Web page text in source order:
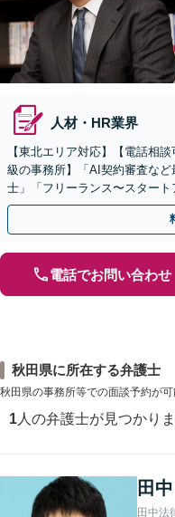
人材・HR業界
【東北エリア対応】【電話相
級の事務所】「AI契約審査な
士」「フリーランス〜スター
不動産業、飲食業、IT業、介護
電話でお問い合わせ
秋田県に所在する弁護士
秋田県の事務所等での面談予約が可
1 人の弁護士が見つかり
田
田中法